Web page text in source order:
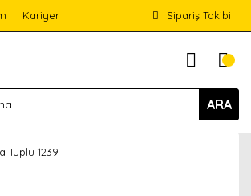
Kariyer Sipariş Takibi
ARA